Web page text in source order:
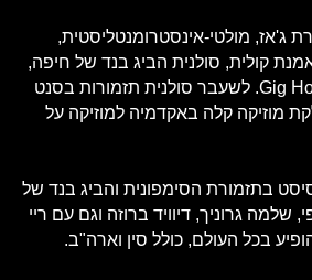
ג'אז, מולטי-אינסטרומנטליסטית,
קולית, סולנית הביג בנד של חיפה,
רזידנטית במועדון Gig House. לשעבר סולנית תזמורות בסנט
מוזיקה קלה באקדמיה למוזיקה על
בתזמורת הסימפונית והביג בנד של
שלמה גרוניך, דיוויד ברוזה וגם עם ריי
בכל העולם, כולל סין וארה"ב.